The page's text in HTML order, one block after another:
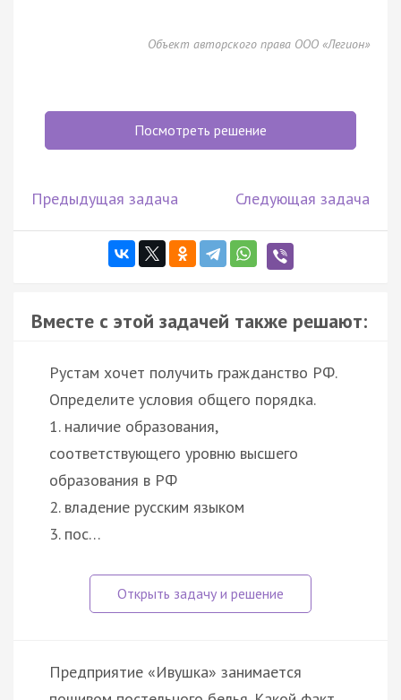
Объект авторского права ООО «Легион»
Посмотреть решение
Предыдущая задача Следующая задача
Вместе с этой задачей также решают:
Рустам хочет получить гражданство РФ.
Определите условия общего порядка.
1. наличие образования,
соответствующего уровню высшего
образования в РФ
2. владение русским языком
3. пос…
Предприятие «Ивушка» занимается